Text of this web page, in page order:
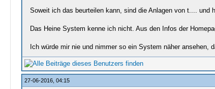
Soweit ich das beurteilen kann, sind die Anlagen von t.... und
Das Heine System kenne ich nicht. Aus den Infos der
Ich würde mir nie und nimmer so ein System näher
27-06-2016, 04:15